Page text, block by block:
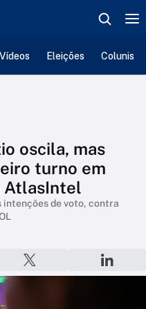
Vídeos Eleições
oscila, mas
turno em
AtlasIntel
intenções de voto, contra